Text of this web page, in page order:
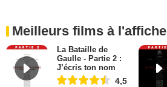
Meilleurs films à l'affiche
La Bataille de
Gaulle - Partie 2 :
J’écris ton nom
4,5